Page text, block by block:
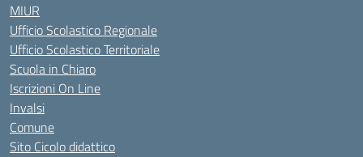
MIUR
Ufficio Scolastico Regionale
Ufficio Scolastico Territoriale
Scuola in Chiaro
Iscrizioni On Line
Invalsi
Comune
Sito Cicolo didattico